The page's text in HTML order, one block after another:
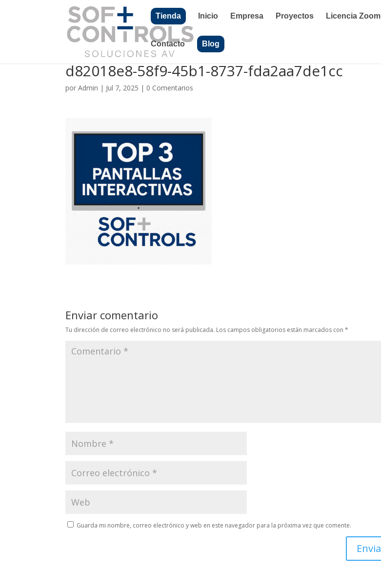
Tienda Inicio Empresa Proyectos Licencia Zoom
Contacto Blog
d82018e8-58f9-45b1-8737-fda2aa7de1cc
porAdmin | Jul 7, 2025 | 0 Comentarios
Enviar comentario
Tu dirección de correo electrónico no será publicada. Los campos obligatorios están marcados con*
Guarda mi nombre, correo electrónico y web en este navegador para la próxima vez que comente.